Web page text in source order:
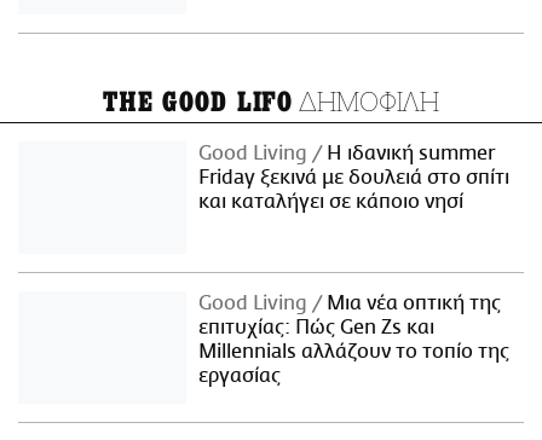
THE GOOD LIFO ΔΗΜΟΦΙΛΗ
Good Living
Η ιδανική summer
Friday ξεκινά με δουλειά στο σπίτι
και καταλήγει σε κάποιο νησί
Good Living
Μια νέα οπτική της
επιτυχίας: Πώς Gen Zs και
Millennials αλλάζουν το τοπίο της
εργασίας